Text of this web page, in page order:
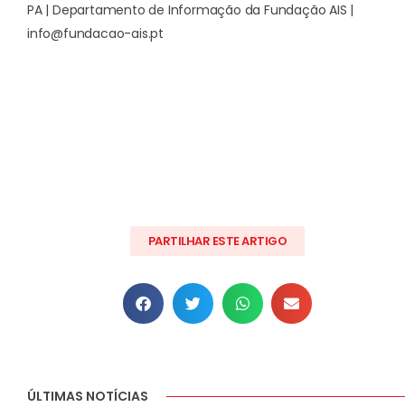
PA | Departamento de Informação da Fundação AIS |
info@fundacao-ais.pt
PARTILHAR ESTE ARTIGO
ÚLTIMAS NOTÍCIAS